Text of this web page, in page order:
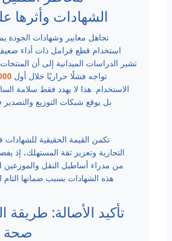
الشهادات وأثرها
تجاهل معايير وشهادات الجودة
استخدام قطع فرامل ذات أداء
تشير الدراسات الميدانية إلى أن
تواجه فشلًا حراريًا خلال أول
الاستخدام. هذا لا يهدد فقط سلامة
بل يوقع شبكات التوزيع والتصدير
تكمن القيمة الحقيقية للشهادات
التجارية وتعزيز ثقة المستهلك، إذ
من مدراء أساطيل النقل والموزعين
هذه الشهادات بسبب ضمانها التام
تأكيد الأصالة:
صحة